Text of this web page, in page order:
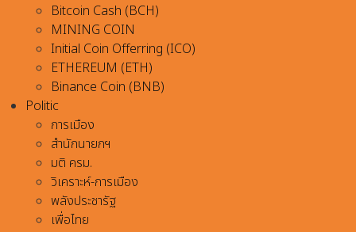
Bitcoin Cash (BCH)
MINING COIN
Initial Coin Offerring (ICO)
ETHEREUM (ETH)
Binance Coin (BNB)
Politic
การเมือง
สำนักนายกฯ
มติ ครม.
วิเคราะห์-การเมือง
พลังประชารัฐ
เพื่อไทย